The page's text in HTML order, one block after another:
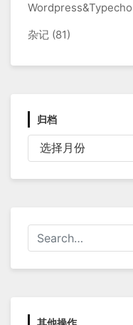
Wordpress&Typecho
杂记 (81)
归档
档
其他操作